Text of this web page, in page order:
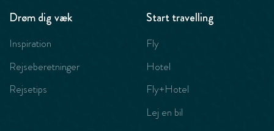
Drøm dig væk
Inspiration
Rejseberetninger
Rejsetips
Start travelling
Fly
Hotel
Fly+Hotel
Lej en bil